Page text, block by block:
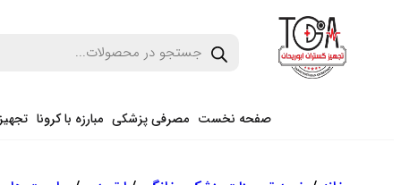
صفحه نخست مصرفی پزشکی مبارزه با کرونا